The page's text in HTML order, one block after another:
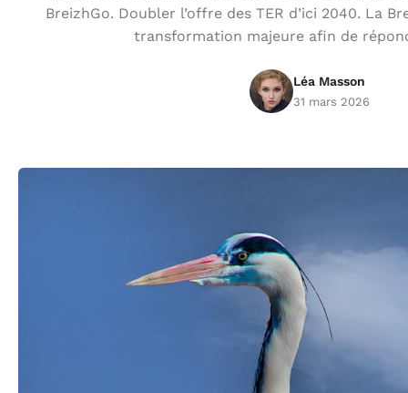
BreizhGo. Doubler l’offre des TER d’ici 2040. La
transformation majeure afin de
Léa Masson
31 mars 2026